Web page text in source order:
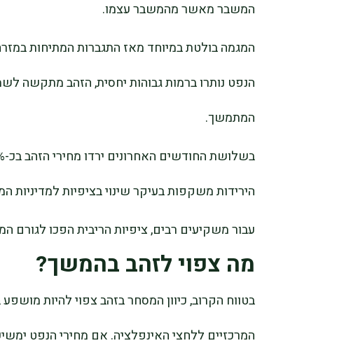
המשבר מאשר מהמשבר עצמו.
המגמה בולטת במיוחד מאז התגברות המתיחות
הנפט נותרו ברמות גבוהות יחסית, הזהב מתקשה
המתמשך.
הירידות משקפות בעיקר שינוי בציפיות למדיניות
עבור משקיעים רבים, ציפיות הריבית הפכו לגורם
מה צפוי לזהב בהמשך?
בטווח הקרוב, כיוון המסחר בזהב צפוי להיות
המרכזיים ללחצי האינפלציה. אם מחירי הנפט